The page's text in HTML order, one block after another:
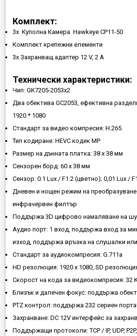
Комплект:
3х Куполна Камера Hawkeye CP11-50
Комплект крепежни елементи
3х Захранващ адаптер 12 V, 2 A
Технически характеристики:
Чип: GK7205-2053x2
Два обектива GC2053, ефективна
1920 * 1080
Стандарт за видео компресия: H.265
Тип кодиране: HEVC кодек MP
Размер на дънната платка: 38 x 38 мм
Сензорен борд: 60 x 38 мм
Сензор: 0.1 Lux / F1.2 (цветно); 0,01 Lux /
Дневен и нощен режим на
инфрачервен филтър
Поддържа 3D цифрово намаляване на
Аудио порт: 1 вход, поддържа вход за
изход, поддържа връзка на слушалки
Стандарт за аудиокомпресия: G.711a
HD резолюция: 1920 x 1080, SD
Скорост на кода за видеокомпресия: 32
Близък и далечен фокус: поддържа
PTZ контрол: поддържа 232 сериен
Захранване: DC 12V интерфейс за
Поддържащи протоколи: TCP / IP, UDP, P2P,